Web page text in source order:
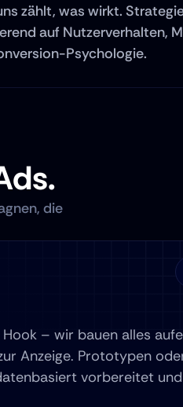
zählt, was wirkt.
auf Nutzerverhalten,
Psychologie.
die
– wir bauen alles
Anzeige. Prototypen
vorbereitet